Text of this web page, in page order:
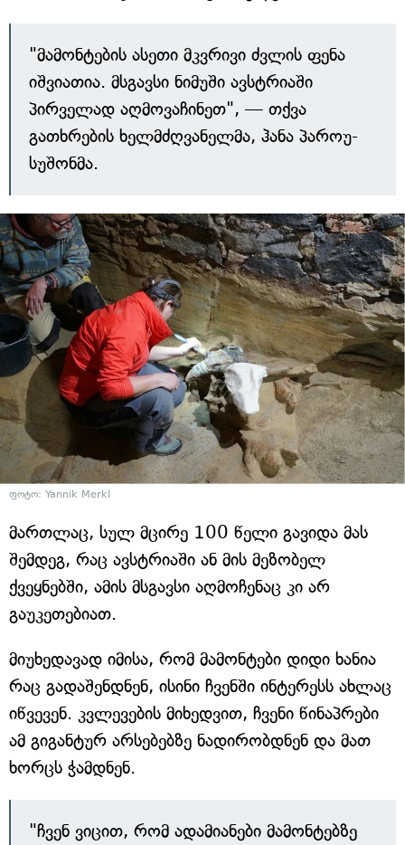
"მამონტების ასეთი მკვრივი ძვლის ფენა
იშვიათია. მსგავსი ნიმუში ავსტრიაში
პირველად აღმოვაჩინეთ", — თქვა
გათხრების ხელმძღვანელმა, ჰანა პაროუ-
სუშონმა.
ფოტო: Yannik Merkl
მართლაც, სულ მცირე 100 წელი გავიდა მას
შემდეგ, რაც ავსტრიაში ან მის მეზობელ
ქვეყნებში, ამის მსგავსი აღმოჩენაც კი არ
გაუკეთებიათ.
მიუხედავად იმისა, რომ მამონტები დიდი ხანია
რაც გადაშენდნენ, ისინი ჩვენში ინტერესს ახლაც
იწვევენ. კვლევების მიხედვით, ჩვენი წინაპრები
ამ გიგანტურ არსებებზე ნადირობდნენ და მათ
ხორცს ჭამდნენ.
"ჩვენ ვიცით, რომ ადამიანები მამონტებზე